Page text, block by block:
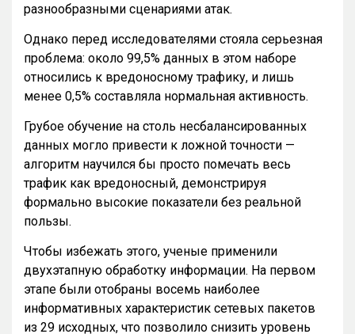
разнообразными сценариями атак.
Однако перед исследователями стояла серьезная
проблема: около 99,5% данных в этом наборе
относились к вредоносному трафику, и лишь
менее 0,5% составляла нормальная активность.
Грубое обучение на столь несбалансированных
данных могло привести к ложной точности —
алгоритм научился бы просто помечать весь
трафик как вредоносный, демонстрируя
формально высокие показатели без реальной
пользы.
Чтобы избежать этого, ученые применили
двухэтапную обработку информации. На первом
этапе были отобраны восемь наиболее
информативных характеристик сетевых пакетов
из 29 исходных, что позволило снизить уровень